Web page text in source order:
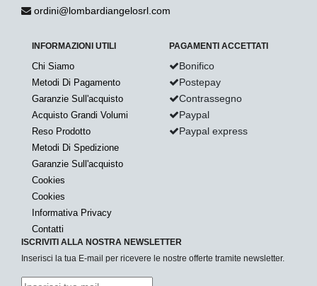
ordini@lombardiangelosrl.com
INFORMAZIONI UTILI
Chi Siamo
Metodi Di Pagamento
Garanzie Sull'acquisto
Acquisto Grandi Volumi
Reso Prodotto
Metodi Di Spedizione
Garanzie Sull'acquisto
Cookies
Cookies
Informativa Privacy
Contatti
PAGAMENTI ACCETTATI
Bonifico
Postepay
Contrassegno
Paypal
Paypal express
ISCRIVITI ALLA NOSTRA NEWSLETTER
Inserisci la tua E-mail per ricevere le nostre offerte tramite newsletter.